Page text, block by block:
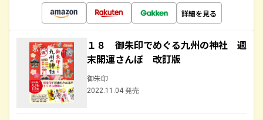
詳細を見る
１８ 御朱印でめぐる九州の神社 週
末開運さんぽ 改訂版
御朱印
2022.11.04 発売